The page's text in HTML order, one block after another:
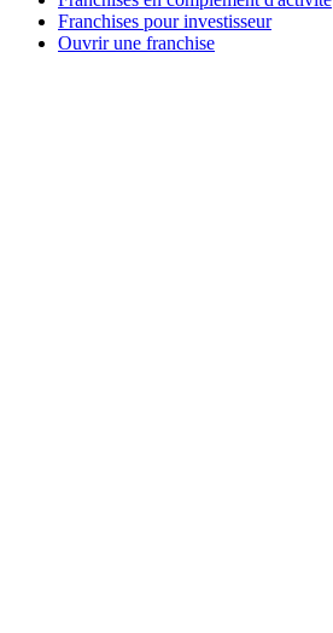
Franchises pour investisseur
Ouvrir une franchise